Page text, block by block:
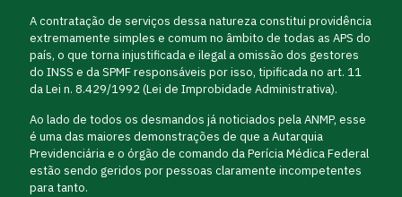
A contratação de serviços dessa natureza constitui providência
extremamente simples e comum no âmbito de todas as APS do
país, o que torna injustificada e ilegal a omissão dos gestores
do INSS e da SPMF responsáveis por isso, tipificada no art. 11
da Lei n. 8.429/1992 (Lei de Improbidade Administrativa).
Ao lado de todos os desmandos já noticiados pela ANMP, esse
é uma das maiores demonstrações de que a Autarquia
Previdenciária e o órgão de comando da Perícia Médica Federal
estão sendo geridos por pessoas claramente incompetentes
para tanto.